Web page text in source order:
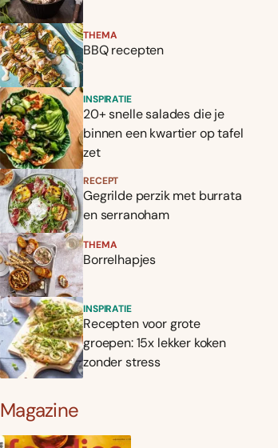
THEMA
BBQ recepten
INSPIRATIE
20+ snelle salades die je
binnen een kwartier op tafel
zet
RECEPT
Gegrilde perzik met burrata
en serranoham
THEMA
Borrelhapjes
INSPIRATIE
Recepten voor grote
groepen: 15x lekker koken
zonder stress
Magazine